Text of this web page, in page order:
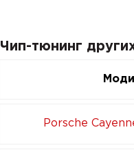
Чип-тюнинг
Porsche